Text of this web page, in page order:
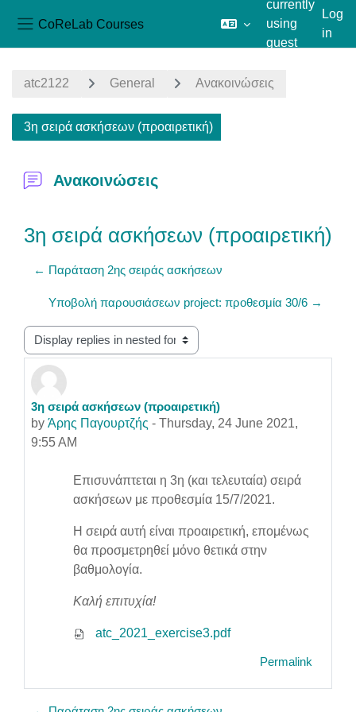
CoReLab Courses
currently
using
guest
Log
in
atc2122 General Ανακοινώσεις
3η σειρά ασκήσεων (προαιρετική)
Ανακοινώσεις
3η σειρά ασκήσεων (προαιρετική)
← Παράταση 2ης σειράς ασκήσεων
Υποβολή παρουσιάσεων project: προθεσμία 30/6 →
Display mode
3η σειρά ασκήσεων (προαιρετική)
by Άρης Παγουρτζής - Thursday, 24 June 2021,
9:55 AM
Number of replies: 0
Επισυνάπτεται η 3η (και τελευταία) σειρά
ασκήσεων με προθεσμία 15/7/2021.
Η σειρά αυτή είναι προαιρετική, επομένως
θα προσμετρηθεί μόνο θετικά στην
βαθμολογία.
Καλή επιτυχία!
atc_2021_exercise3.pdf
Permalink